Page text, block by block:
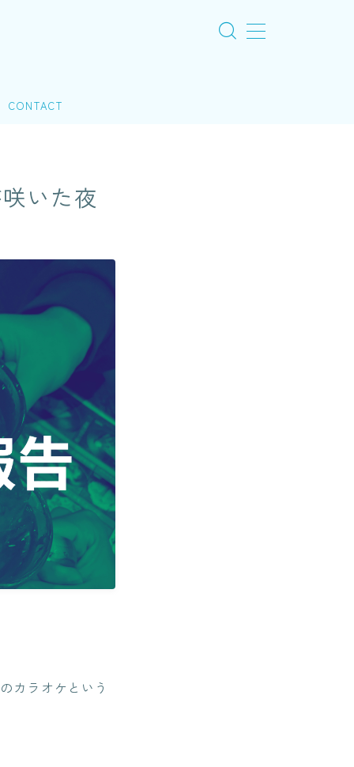
CONTACT
いた夜
カラオケという